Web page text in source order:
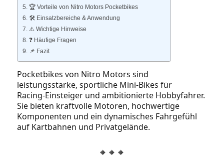
🏆 Vorteile von Nitro Motors Pocketbikes
🛠️ Einsatzbereiche & Anwendung
⚠️ Wichtige Hinweise
❓ Häufige Fragen
📌 Fazit
Pocketbikes von Nitro Motors sind
leistungsstarke, sportliche Mini‑Bikes für
Racing‑Einsteiger und ambitionierte Hobbyfahrer.
Sie bieten kraftvolle Motoren, hochwertige
Komponenten und ein dynamisches Fahrgefühl
auf Kartbahnen und Privatgelände.
🔸🔸🔸